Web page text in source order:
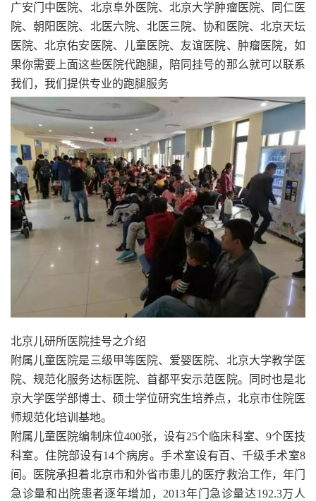
广安门中医院、北京阜外医院、北京大学肿瘤医院、同仁医
院、朝阳医院、北医六院、北医三院、协和医院、北京天坛
医院、北京佑安医院、儿童医院、友谊医院、肿瘤医院，如
果你需要上面这些医院代跑腿，陪同挂号的那么就可以联系
我们，我们提供专业的跑腿服务
北京儿研所医院挂号之介绍
附属儿童医院是三级甲等医院、爱婴医院、北京大学教学医
院、规范化服务达标医院、首都平安示范医院。同时也是北
京大学医学部博士、硕士学位研究生培养点，北京市住院医
师规范化培训基地。
附属儿童医院编制床位400张，设有25个临床科室、9个医技
科室。住院部设有14个病房。手术室设有百、千级手术室8
间。医院承担着北京市和外省市患儿的医疗救治工作，年门
急诊量和出院患者逐年增加，2013年门急诊量达192.3万人